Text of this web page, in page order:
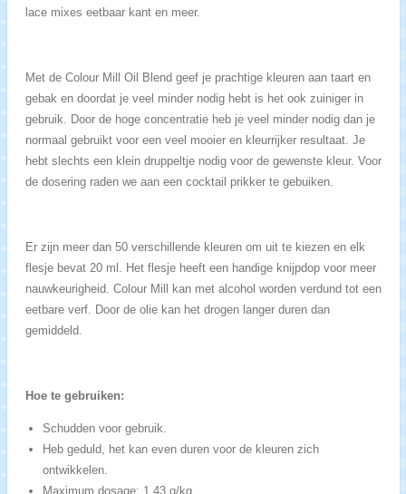
lace mixes eetbaar kant en meer.
Met de Colour Mill Oil Blend geef je prachtige kleuren aan taart en
gebak en doordat je veel minder nodig hebt is het ook zuiniger in
gebruik. Door de hoge concentratie heb je veel minder nodig dan je
normaal gebruikt voor een veel mooier en kleurrijker resultaat. Je
hebt slechts een klein druppeltje nodig voor de gewenste kleur. Voor
de dosering raden we aan een cocktail prikker te gebuiken.
Er zijn meer dan 50 verschillende kleuren om uit te kiezen en elk
flesje bevat 20 ml. Het flesje heeft een handige knijpdop voor meer
nauwkeurigheid. Colour Mill kan met alcohol worden verdund tot een
eetbare verf. Door de olie kan het drogen langer duren dan
gemiddeld.
Hoe te gebruiken:
Schudden voor gebruik.
Heb geduld, het kan even duren voor de kleuren zich
ontwikkelen.
Maximum dosage: 1,43 g/kg